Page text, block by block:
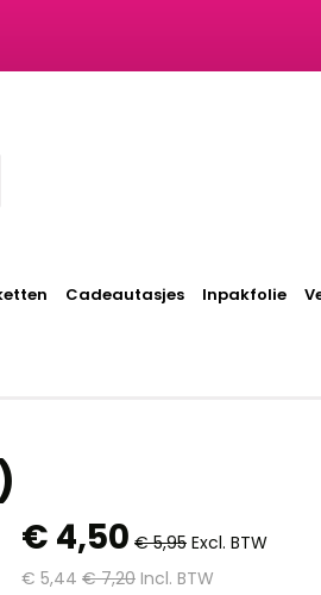
Cadeautasjes Inpakfolie
€ 4,50 € 5,95 Excl. BTW
€ 5,44 € 7,20 Incl. BTW